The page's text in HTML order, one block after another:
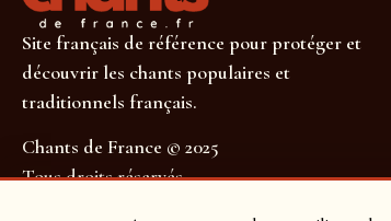
Site français de référence pour protéger et
découvrir les chants populaires et
traditionnels français.
Chants de France © 2025
Tous droits réservés